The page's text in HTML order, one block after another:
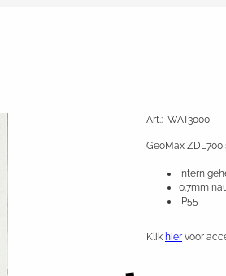
Art.: WAT3000
GeoMax
Intern
0.7mm
IP55
Klik hier voor